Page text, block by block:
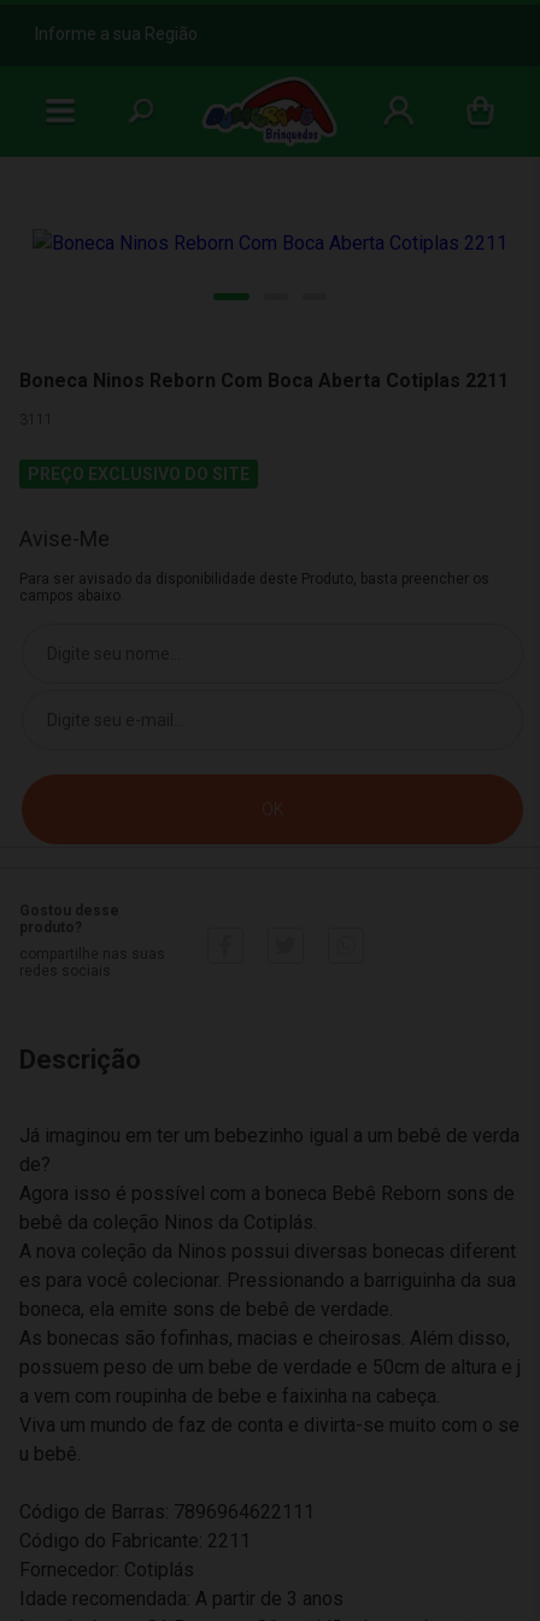
b
Informe a sua Região
Boneca Ninos Reborn Com Boca Aberta Cotiplas 2211
3111
PREÇO EXCLUSIVO DO SITE
Avise-Me
Para ser avisado da disponibilidade deste Produto, basta preencher os
campos abaixo.
Descrição
Já imaginou em ter um bebezinho igual a um bebê de verda
de?
Agora isso é possível com a boneca Bebê Reborn sons de
bebê da coleção Ninos da Cotiplás.
A nova coleção da Ninos possui diversas bonecas diferent
es para você colecionar. Pressionando a barriguinha da sua
boneca, ela emite sons de bebê de verdade.
As bonecas são fofinhas, macias e cheirosas. Além disso,
possuem peso de um bebe de verdade e 50cm de altura e j
a vem com roupinha de bebe e faixinha na cabeça.
Viva um mundo de faz de conta e divirta-se muito com o se
u bebê.
Código de Barras: 7896964622111
Código do Fabricante: 2211
Fornecedor: Cotiplás
Idade recomendada: A partir de 3 anos